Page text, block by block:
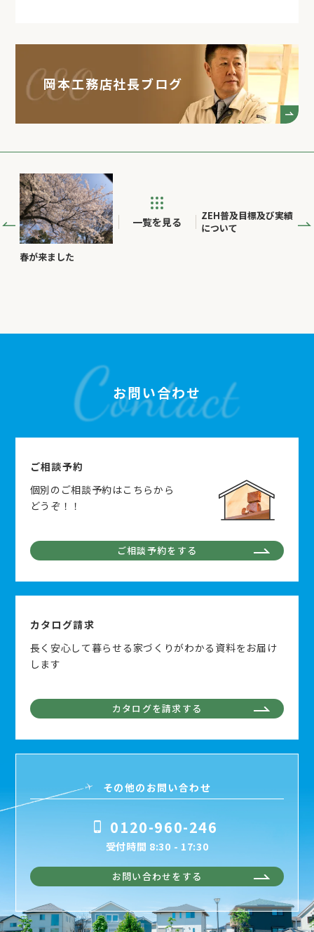
岡本工務店社長ブログ
春が来ました
一覧を見る
ZEH普及目標及び実績
について
お問い合わせ
ご相談予約
個別のご相談予約はこちらから
どうぞ！！
ご相談予約をする
カタログ請求
長く安心して暮らせる家づくりがわかる資料をお届け
します
カタログを請求する
その他のお問い合わせ
0120-960-246
受付時間 8:30 - 17:30
お問い合わせをする